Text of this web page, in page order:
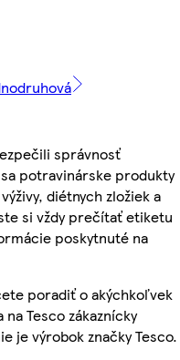
správnosť
potravinárske produkty
diétnych zložiek a
si vždy prečítať etiketu
poskytnuté na
poradiť o akýchkoľvek
Tesco zákaznícky
je výrobok značky Tesco.